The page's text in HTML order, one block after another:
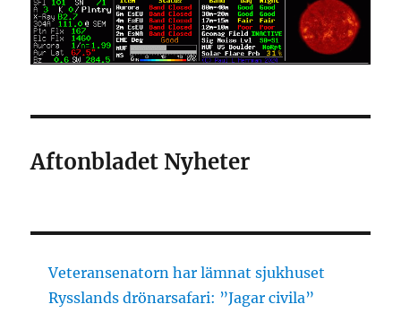
Aftonbladet Nyheter
Veteransenatorn har lämnat sjukhuset
Rysslands drönarsafari: ”Jagar civila”